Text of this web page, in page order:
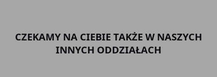
CZEKAMY NA CIEBIE TAKŻE W NASZYCH
INNYCH ODDZIAŁACH